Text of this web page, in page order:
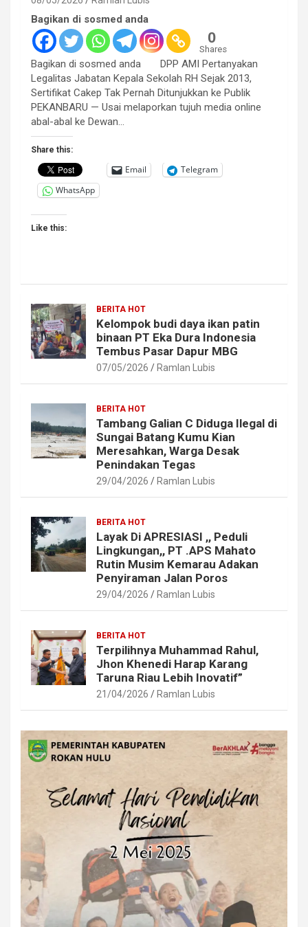
Bagikan di sosmed anda
0
Shares
Bagikan di sosmed anda DPP AMI Pertanyakan
Legalitas Jabatan Kepala Sekolah RH Sejak 2013,
Sertifikat Cakep Tak Pernah Ditunjukkan ke Publik
PEKANBARU — Usai melaporkan tujuh media online
abal-abal ke Dewan…
Share this:
Email
Telegram
WhatsApp
Like this:
BERITA HOT
Kelompok budi daya ikan patin
binaan PT Eka Dura Indonesia
Tembus Pasar Dapur MBG
07/05/2026 Ramlan Lubis
BERITA HOT
Tambang Galian C Diduga Ilegal di
Sungai Batang Kumu Kian
Meresahkan, Warga Desak
Penindakan Tegas
29/04/2026 Ramlan Lubis
BERITA HOT
Layak Di APRESIASI ,, Peduli
Lingkungan,, PT .APS Mahato
Rutin Musim Kemarau Adakan
Penyiraman Jalan Poros
29/04/2026 Ramlan Lubis
BERITA HOT
Terpilihnya Muhammad Rahul,
Jhon Khenedi Harap Karang
Taruna Riau Lebih Inovatif”
21/04/2026 Ramlan Lubis